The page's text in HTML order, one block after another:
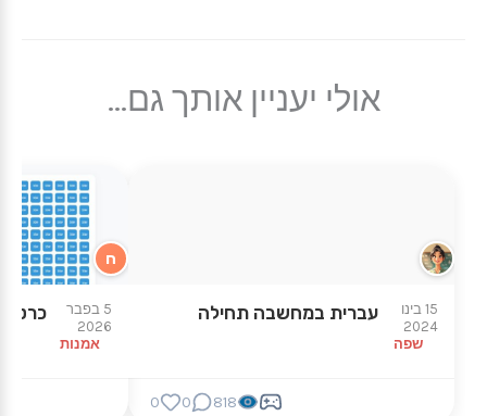
אולי יעניין אותך גם...
15 בינו
2024
שפה
עברית במחשבה תחילה
818
0
0
ח
5 בפבר
2026
אמנות